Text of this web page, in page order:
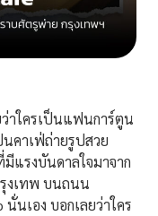
ว่าใครเป็นแฟนการ์ตูน
คาเฟ่ถ่ายรูปสวย
แรงบันดาลใจมาจาก
รุงเทพ บนถนน
นเอง บอกเลยว่าใคร